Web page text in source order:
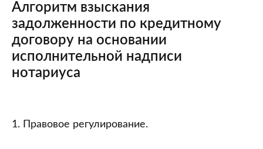
Алгоритм взыскания
задолженности по кредитному
договору на основании
исполнительной надписи
нотариуса
Алгоритм
1. Правовое регулирование.